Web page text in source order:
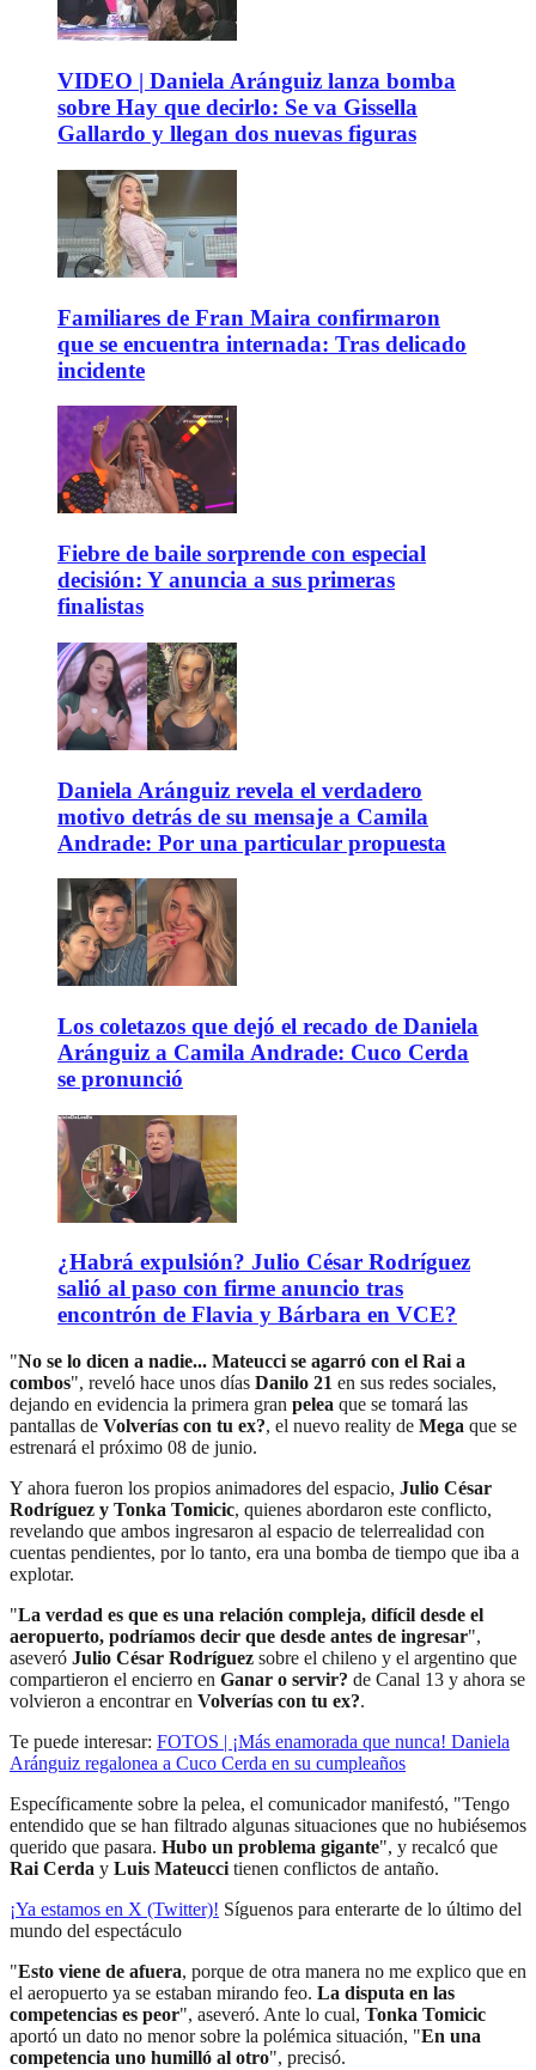
VIDEO | Daniela Aránguiz lanza bomba
sobre Hay que decirlo: Se va Gissella
Gallardo y llegan dos nuevas figuras
Familiares de Fran Maira confirmaron
que se encuentra internada: Tras delicado
incidente
Fiebre de baile sorprende con especial
decisión: Y anuncia a sus primeras
finalistas
Daniela Aránguiz revela el verdadero
motivo detrás de su mensaje a Camila
Andrade: Por una particular propuesta
Los coletazos que dejó el recado de Daniela
Aránguiz a Camila Andrade: Cuco Cerda
se pronunció
¿Habrá expulsión? Julio César Rodríguez
salió al paso con firme anuncio tras
encontrón de Flavia y Bárbara en VCE?
"No se lo dicen a nadie... Mateucci se agarró con el Rai a
combos", reveló hace unos días Danilo 21 en sus redes sociales,
dejando en evidencia la primera gran pelea que se tomará las
pantallas de Volverías con tu ex?, el nuevo reality de Mega que se
estrenará el próximo 08 de junio.
Y ahora fueron los propios animadores del espacio, Julio César
Rodríguez y Tonka Tomicic, quienes abordaron este conflicto,
revelando que ambos ingresaron al espacio de telerrealidad con
cuentas pendientes, por lo tanto, era una bomba de tiempo que iba a
explotar.
"La verdad es que es una relación compleja, difícil desde el
aeropuerto, podríamos decir que desde antes de ingresar",
aseveró Julio César Rodríguez sobre el chileno y el argentino que
compartieron el encierro en Ganar o servir? de Canal 13 y ahora se
volvieron a encontrar en Volverías con tu ex?.
Te puede interesar: FOTOS | ¡Más enamorada que nunca! Daniela
Aránguiz regalonea a Cuco Cerda en su cumpleaños
Específicamente sobre la pelea, el comunicador manifestó, "Tengo
entendido que se han filtrado algunas situaciones que no hubiésemos
querido que pasara. Hubo un problema gigante", y recalcó que
Rai Cerda y Luis Mateucci tienen conflictos de antaño.
¡Ya estamos en X (Twitter)! Síguenos para enterarte de lo último del
mundo del espectáculo
"Esto viene de afuera, porque de otra manera no me explico que en
el aeropuerto ya se estaban mirando feo. La disputa en las
competencias es peor", aseveró. Ante lo cual, Tonka Tomicic
aportó un dato no menor sobre la polémica situación, "En una
competencia uno humilló al otro", precisó.